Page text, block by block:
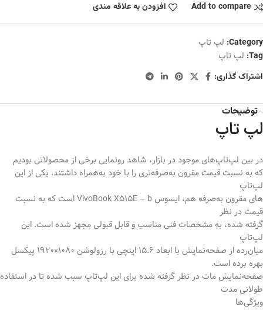
Add to compare
افزودن به علاقه مندی
Category: لپ تاپ
Tag: لپ تاپ
اشتراک گذاری:
توضیحات
لپ تاپ
در بین لپ‌تاپ‌های موجود در بازار، شاهد رونمایی برخی از محصولاتی بودیم
که به نسبت‌ قیمت مقرون به‌صرفه‌تری را با خود به‌همراه داشتند. یکی از این
لپ‌تاپ‌
های مقرون به‌صرفه هم، ایسوس VivoBook X515E – b است که به نسبت
قیمت در نظر
گرفته شده، به مشخصات فنی مناسب و قابل قبولی مجهز شده است. این
لپ‌تاپ
میان‌رده از صفحه‌نمایش با ابعاد 15.6 اینچی با رزولوشن 1080×1920 پیکسل
بهره برده است.
صفحه‌نمایش مات در نظر گرفته شده برای این لپ‌تاپ سبب شده تا در استفاده
طولانی مدت
ویژگی‌ها